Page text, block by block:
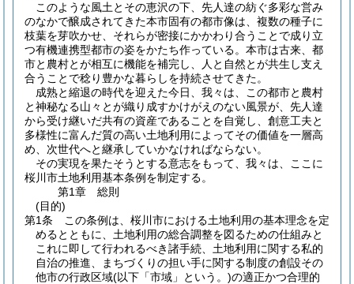
このような風土とその恵沢の下、先人達の紡ぐ多彩な営み
のなかで醸成されてきた本市固有の都市像は、複数の種子に
枝葉を芽吹かせ、それらが密接にかかわり合うことで成り立
つ有機連携型都市の姿をかたち作っている。本市は古来、都
市と農村とが相互に機能を補完し、人と自然とが共生し支え
合うことで稔り豊かな暮らしを持続させてきた。
成熟と縮退の時代を迎えた今日、我々は、この都市と農村
と神秘なる山々とが織り成すかけがえのない風景が、先人達
から受け継いだ共有の資産であることを自覚し、創意工夫と
多様性に富んだ質の高い土地利用によってその価値を一層高
め、次世代へと継承していかなければならない。
その実現を果たそうとする意志をもって、我々は、ここに
桜川市土地利用基本条例を制定する。
第1章
総則
(目的)
第1条
この条例は、桜川市における土地利用の基本理念を定
めるとともに、土地利用の総合調整を図るための仕組みと
これに即して行われるべき諸手続、土地利用に関する私的
自治の推進、まちづくりの担い手に関する制度の創設その
他市の行政区域(以下「市域」という。)の適正かつ合理的